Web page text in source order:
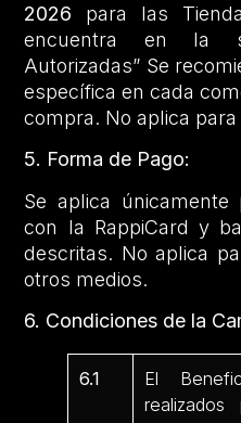
2026 para las
encuentra en la
Autorizadas” Se
específica en cada
compra. No aplica
5. Forma de Pago:
Se aplica
con la RappiCard y
descritas. No aplica
otros medios.
6. Condiciones de la
6.1
El